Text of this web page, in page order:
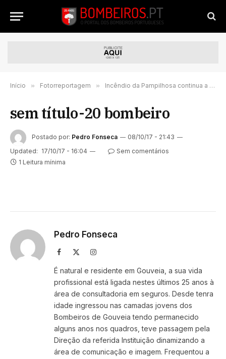
Início » Fotorreportagem » Incêndio da Pampilhosa continua a lavrar com grande intensidade – FOTORREPORTAGEM
sem título-20 bombeiro
Postado por: Pedro Fonseca
08/10/17 - 21:43
Updated: 17/10/17 - 16:04
Sem comentários
1 Leitura mínima
Pedro Fonseca
Facebook Instagram
É natural e residente em Gouveia, a sua vida
profissional está ligada nestes últimos 25 anos à
área de consultadoria em seguros. Desde tenra
idade ingressou nas camadas jovens dos
Bombeiros de Gouveia tendo permanecido
alguns anos nos quadros, teve passagem pela
Direção da referida Instituição dinamizando a
área de comunicação e imagem. Frequentou a